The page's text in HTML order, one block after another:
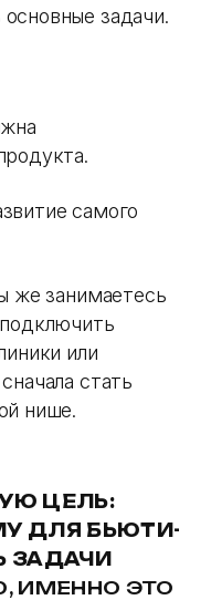
задачи.
самого
же занимаетесь
или
стать
нише.
ЦЕЛЬ:
ДЛЯ БЬЮТИ-
ЗАДАЧИ
ИМЕННО ЭТО